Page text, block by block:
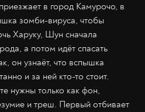
в город Камурочо, в
зомби-вируса, чтобы
Харуку, Шун сначала
а потом идёт спасать
он узнаёт, что вспышка
и за ней кто-то стоит.
нужны только как фон,
и треш. Первый отбивает